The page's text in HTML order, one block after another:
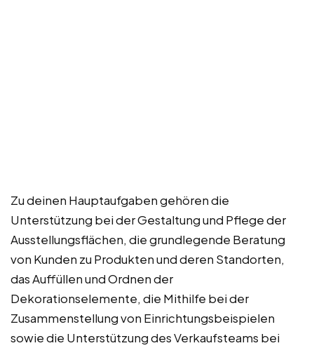
Zu deinen Hauptaufgaben gehören die
Unterstützung bei der Gestaltung und Pflege der
Ausstellungsflächen, die grundlegende Beratung
von Kunden zu Produkten und deren Standorten,
das Auffüllen und Ordnen der
Dekorationselemente, die Mithilfe bei der
Zusammenstellung von Einrichtungsbeispielen
sowie die Unterstützung des Verkaufsteams bei